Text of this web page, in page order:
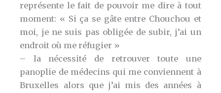
représente le fait de pouvoir me dire à tout
moment: « Si ça se gâte entre Chouchou et
moi, je ne suis pas obligée de subir, j’ai un
endroit où me réfugier »
– la nécessité de retrouver toute une
panoplie de médecins qui me conviennent à
Bruxelles alors que j’ai mis des années à